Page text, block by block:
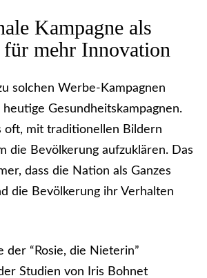
Kampagne als
mehr Innovation
solchen Werbe-Kampagnen
Gesundheitskampagnen.
oft, mit traditionellen Bildern
die Bevölkerung aufzuklären. Das
dass die Nation als Ganzes
die Bevölkerung ihr Verhalten
der “Rosie, die Nieterin”
Studien von Iris Bohnet